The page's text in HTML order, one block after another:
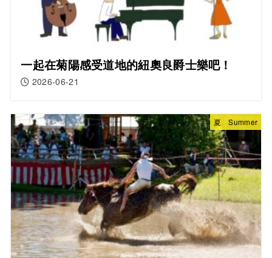
一起在菊陽感受道地的紐奧良爵士樂吧！
2026-06-21
夏 Summer